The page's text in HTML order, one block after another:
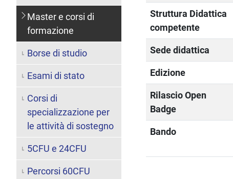
Struttura Didattica
competente
Sede didattica
Edizione
Rilascio Open
Badge
Bando
Master e corsi di
formazione
Borse di studio
Esami di stato
Corsi di
specializzazione per
le attività di sostegno
5CFU e 24CFU
Percorsi 60CFU